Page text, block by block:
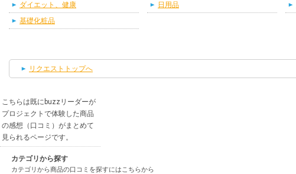
ダイエット、健康
基礎化粧品
日用品
リクエストトップへ
こちらは既にbuzzリーダーが
プロジェクトで体験した商品
の感想（口コミ）がまとめて
見られるページです。
カテゴリから探す
カテゴリから商品の口コミを探すにはこちらから